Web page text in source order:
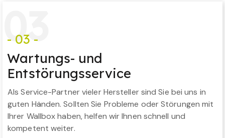
03
- 03 -
Wartungs- und
Entstörungsservice
Als Service-Partner vieler Hersteller sind Sie bei uns in
guten Händen. Sollten Sie Probleme oder Störungen mit
Ihrer Wallbox haben, helfen wir Ihnen schnell und
kompetent weiter.